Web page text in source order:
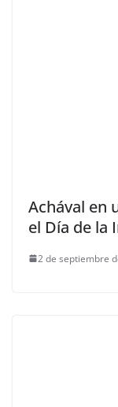
Achával en
el Día de la
2 de septiembre